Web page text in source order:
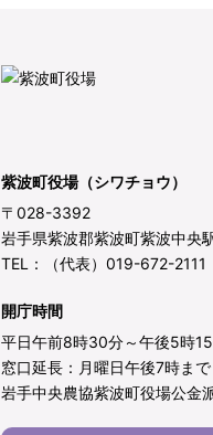
紫波町役場（シワチョウ）
〒028-3392
岩手県紫波郡紫波町紫波中央
TEL：（代表）019-672-
開庁時間
平日午前8時30分～午後5時15
窓口延長：月曜日午後7時まで
岩手中央農協紫波町役場公金